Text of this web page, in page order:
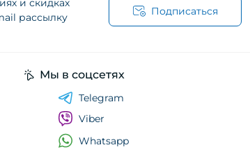
и скидках
рассылку
Подписаться
Мы в соцсетях
Telegram
Viber
Whatsapp